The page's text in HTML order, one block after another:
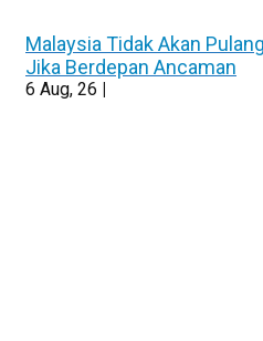
Malaysia Tidak Akan
Jika Berdepan Ancaman
6 Aug, 26 |